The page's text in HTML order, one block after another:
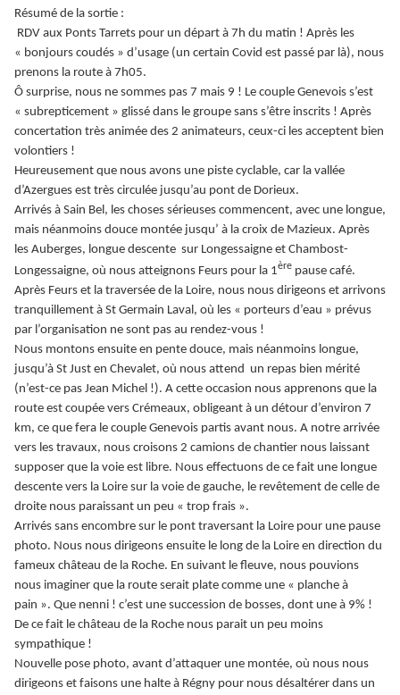
Résumé de la sortie :
RDV aux Ponts Tarrets pour un départ à 7h du matin ! Après les
« bonjours coudés » d’usage (un certain Covid est passé par là), nous
prenons la route à 7h05.
Ô surprise, nous ne sommes pas 7 mais 9 ! Le couple Genevois s’est
« subrepticement » glissé dans le groupe sans s’être inscrits ! Après
concertation très animée des 2 animateurs, ceux-ci les acceptent bien
volontiers !
Heureusement que nous avons une piste cyclable, car la vallée
d’Azergues est très circulée jusqu’au pont de Dorieux.
Arrivés à Sain Bel, les choses sérieuses commencent, avec une longue,
mais néanmoins douce montée jusqu’ à la croix de Mazieux. Après
les Auberges, longue descente sur Longessaigne et Chambost-
Longessaigne, où nous atteignons Feurs pour la 1ère pause café.
Après Feurs et la traversée de la Loire, nous nous dirigeons et arrivons
tranquillement à St Germain Laval, où les « porteurs d’eau » prévus
par l’organisation ne sont pas au rendez-vous !
Nous montons ensuite en pente douce, mais néanmoins longue,
jusqu’à St Just en Chevalet, où nous attend un repas bien mérité
(n’est-ce pas Jean Michel !). A cette occasion nous apprenons que la
route est coupée vers Crémeaux, obligeant à un détour d’environ 7
km, ce que fera le couple Genevois partis avant nous. A notre arrivée
vers les travaux, nous croisons 2 camions de chantier nous laissant
supposer que la voie est libre. Nous effectuons de ce fait une longue
descente vers la Loire sur la voie de gauche, le revêtement de celle de
droite nous paraissant un peu « trop frais ».
Arrivés sans encombre sur le pont traversant la Loire pour une pause
photo. Nous nous dirigeons ensuite le long de la Loire en direction du
fameux château de la Roche. En suivant le fleuve, nous pouvions
nous imaginer que la route serait plate comme une « planche à
pain ». Que nenni ! c’est une succession de bosses, dont une à 9% !
De ce fait le château de la Roche nous parait un peu moins
sympathique !
Nouvelle pose photo, avant d’attaquer une montée, où nous nous
dirigeons et faisons une halte à Régny pour nous désaltérer dans un